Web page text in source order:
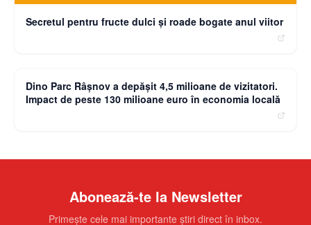
Secretul pentru fructe dulci și roade bogate anul viitor
Dino Parc Râșnov a depășit 4,5 milioane de vizitatori.
Impact de peste 130 milioane euro în economia locală
Abonează-te la Newsletter
Primește cele mai importante știri direct în inbox.